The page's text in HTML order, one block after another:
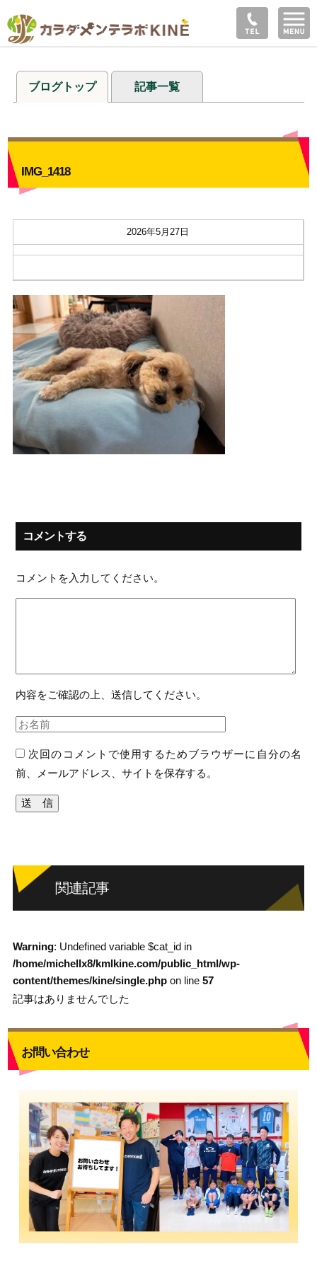
ブログトップ 記事一覧
IMG_1418
2026年5月27日
コメントする
コメントを入力してください。
内容をご確認の上、送信してください。
次回のコメントで使用するためブラウザーに自分の名
前、メールアドレス、サイトを保存する。
関連記事
Warning: Undefined variable $cat_id in
/home/michellx8/kmlkine.com/public_html/wp-
content/themes/kine/single.phpon line 57
記事はありませんでした
お問い合わせ